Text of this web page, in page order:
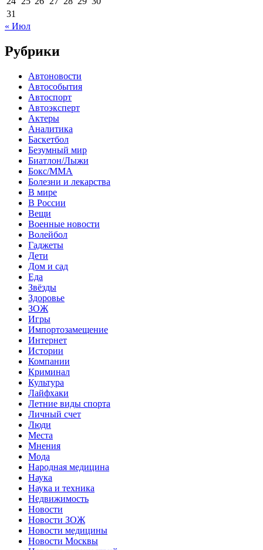
31
« Июл
Рубрики
Автоновости
Автособытия
Автоспорт
Автоэксперт
Актеры
Аналитика
Баскетбол
Безумный мир
Биатлон/Лыжи
Бокс/MMA
Болезни и лекарства
В мире
В России
Вещи
Военные новости
Волейбол
Гаджеты
Дети
Дом и сад
Еда
Звёзды
Здоровье
ЗОЖ
Игры
Импортозамещение
Интернет
Истории
Компании
Криминал
Культура
Лайфхаки
Летние виды спорта
Личный счет
Люди
Места
Мнения
Мода
Народная медицина
Наука
Наука и техника
Недвижимость
Новости
Новости ЗОЖ
Новости медицины
Новости Москвы